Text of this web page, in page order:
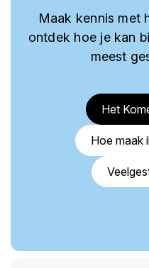
Maak kennis met
ontdek hoe je kan
meest
Het
Hoe maak